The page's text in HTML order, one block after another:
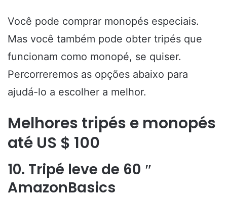
Você pode comprar monopés especiais.
Mas você também pode obter tripés que
funcionam como monopé, se quiser.
Percorreremos as opções abaixo para
ajudá-lo a escolher a melhor.
Melhores tripés e monopés
até US $ 100
10. Tripé leve de 60 ″
AmazonBasics